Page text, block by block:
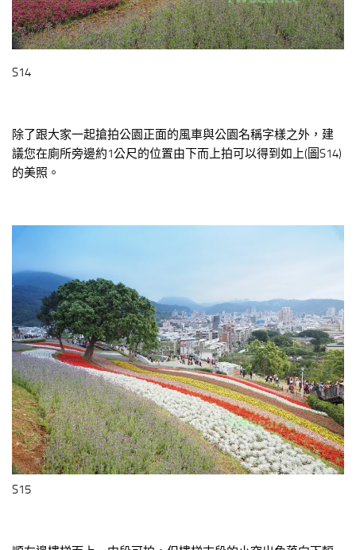
S14
除了跟大家一起搶拍公園正面的風車與公園名稱字樣之外，建
議您在廁所旁邊約1公尺的位置由下而上拍可以得到如上(圖S14)
的美照。
S15